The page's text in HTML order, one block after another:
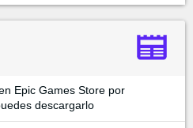
Epic Games Store por
descargarlo